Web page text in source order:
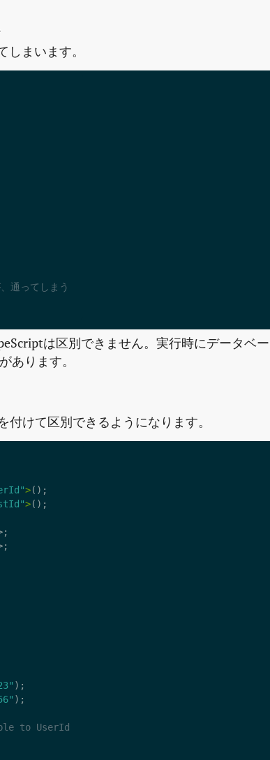
まいます。
は区別できません。実行時にデータベー
あります。
けて区別できるようになります。
>();
>();
);
);